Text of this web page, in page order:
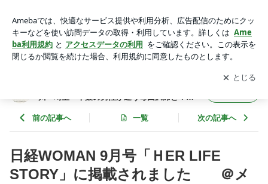
た ＠メディア | メンズキッチン・男の料理教室（東京・神
奈川・埼玉・千葉の男性が通う毎回満席とＴＶでも話題の人気
料理教室）
アプリをダウンロードして ブログの更新通知
を受け取りまし
ょう。
開く
川・埼玉・千葉の男性が通う毎回満席とＴＶ
前の記事へ 一覧 次の記事へ
日経WOMAN 9月号「ＨER LIFE
STORY」に掲載されました ＠メ